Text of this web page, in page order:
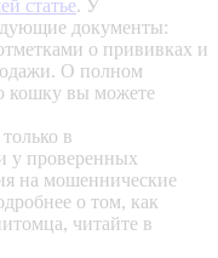
статье. У
документы:
о прививках и
О полном
кошку вы можете
в
у проверенных
на мошеннические
о том, как
читайте в